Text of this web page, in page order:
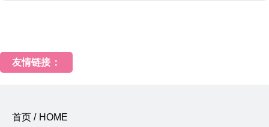
友情链接：
首页 / HOME